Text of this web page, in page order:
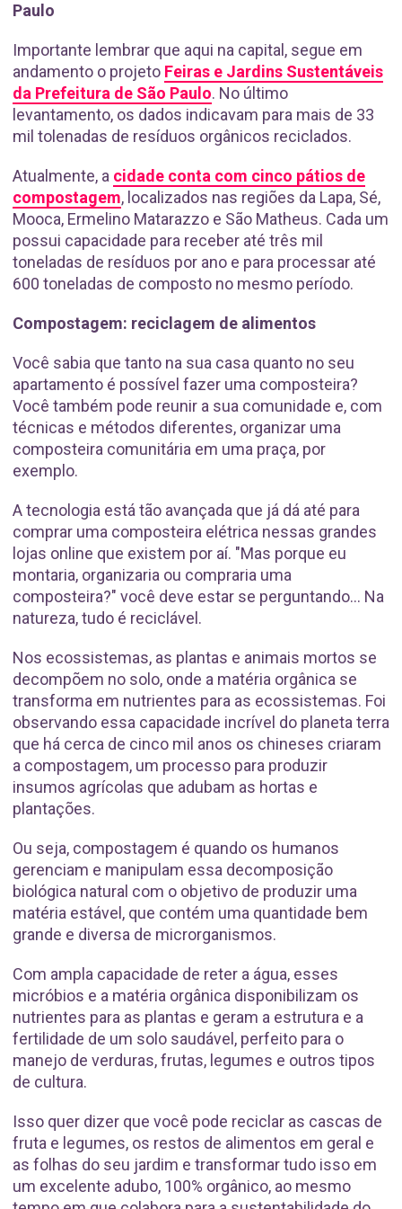
Paulo
Importante lembrar que aqui na capital, segue em
andamento o projeto Feiras e Jardins Sustentáveis
da Prefeitura de São Paulo. No último
levantamento, os dados indicavam para mais de 33
mil tolenadas de resíduos orgânicos reciclados.
Atualmente, a cidade conta com cinco pátios de
compostagem, localizados nas regiões da Lapa, Sé,
Mooca, Ermelino Matarazzo e São Matheus. Cada um
possui capacidade para receber até três mil
toneladas de resíduos por ano e para processar até
600 toneladas de composto no mesmo período.
Compostagem: reciclagem de alimentos
Você sabia que tanto na sua casa quanto no seu
apartamento é possível fazer uma composteira?
Você também pode reunir a sua comunidade e, com
técnicas e métodos diferentes, organizar uma
composteira comunitária em uma praça, por
exemplo.
A tecnologia está tão avançada que já dá até para
comprar uma composteira elétrica nessas grandes
lojas online que existem por aí. "Mas porque eu
montaria, organizaria ou compraria uma
composteira?" você deve estar se perguntando... Na
natureza, tudo é reciclável.
Nos ecossistemas, as plantas e animais mortos se
decompõem no solo, onde a matéria orgânica se
transforma em nutrientes para as ecossistemas. Foi
observando essa capacidade incrível do planeta terra
que há cerca de cinco mil anos os chineses criaram
a compostagem, um processo para produzir
insumos agrícolas que adubam as hortas e
plantações.
Ou seja, compostagem é quando os humanos
gerenciam e manipulam essa decomposição
biológica natural com o objetivo de produzir uma
matéria estável, que contém uma quantidade bem
grande e diversa de microrganismos.
Com ampla capacidade de reter a água, esses
micróbios e a matéria orgânica disponibilizam os
nutrientes para as plantas e geram a estrutura e a
fertilidade de um solo saudável, perfeito para o
manejo de verduras, frutas, legumes e outros tipos
de cultura.
Isso quer dizer que você pode reciclar as cascas de
fruta e legumes, os restos de alimentos em geral e
as folhas do seu jardim e transformar tudo isso em
um excelente adubo, 100% orgânico, ao mesmo